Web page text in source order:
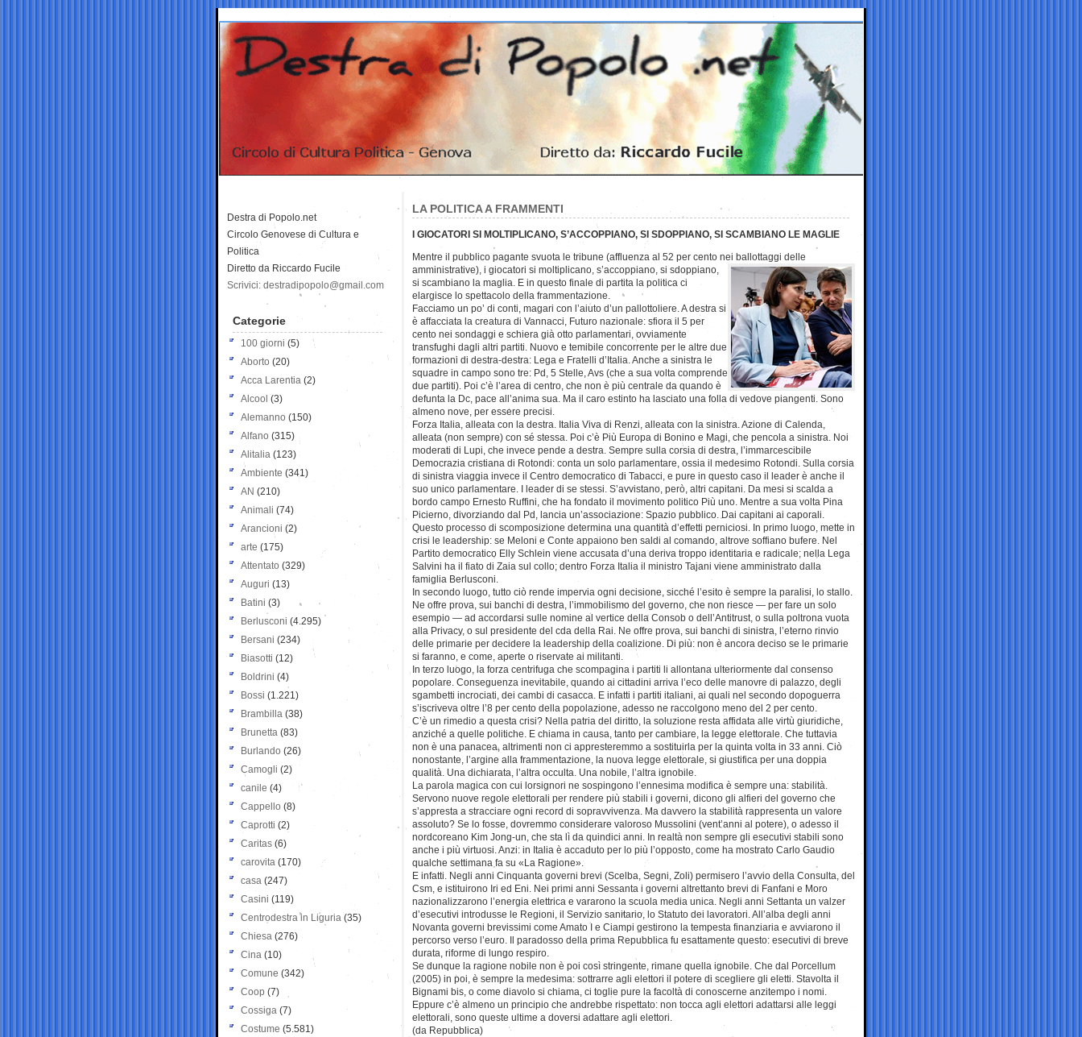
LA POLITICA A FRAMMENTI
I GIOCATORI SI MOLTIPLICANO, S’ACCOPPIANO, SI SDOPPIANO, SI SCAMBIANO LE MAGLIE
Mentre il pubblico pagante svuota le tribune (affluenza al 52 per cento nei ballottaggi delle
amministrative), i giocatori si moltiplicano, s’accoppiano, si sdoppiano,
si scambiano la maglia. E in questo finale di partita la politica ci
elargisce lo spettacolo della frammentazione.
Facciamo un po’ di conti, magari con l’aiuto d’un pallottoliere. A destra si
è affacciata la creatura di Vannacci, Futuro nazionale: sfiora il 5 per
cento nei sondaggi e schiera già otto parlamentari, ovviamente
transfughi dagli altri partiti. Nuovo e temibile concorrente per le altre due
formazioni di destra-destra: Lega e Fratelli d’Italia. Anche a sinistra le
squadre in campo sono tre: Pd, 5 Stelle, Avs (che a sua volta comprende
due partiti). Poi c’è l’area di centro, che non è più centrale da quando è
defunta la Dc, pace all’anima sua. Ma il caro estinto ha lasciato una folla di vedove piangenti. Sono
almeno nove, per essere precisi.
Forza Italia, alleata con la destra. Italia Viva di Renzi, alleata con la sinistra. Azione di Calenda,
alleata (non sempre) con sé stessa. Poi c’è Più Europa di Bonino e Magi, che pencola a sinistra. Noi
moderati di Lupi, che invece pende a destra. Sempre sulla corsia di destra, l’immarcescibile
Democrazia cristiana di Rotondi: conta un solo parlamentare, ossia il medesimo Rotondi. Sulla corsia
di sinistra viaggia invece il Centro democratico di Tabacci, e pure in questo caso il leader è anche il
suo unico parlamentare. I leader di se stessi. S’avvistano, però, altri capitani. Da mesi si scalda a
bordo campo Ernesto Ruffini, che ha fondato il movimento politico Più uno. Mentre a sua volta Pina
Picierno, divorziando dal Pd, lancia un’associazione: Spazio pubblico. Dai capitani ai caporali.
Questo processo di scomposizione determina una quantità d’effetti perniciosi. In primo luogo, mette in
crisi le leadership: se Meloni e Conte appaiono ben saldi al comando, altrove soffiano bufere. Nel
Partito democratico Elly Schlein viene accusata d’una deriva troppo identitaria e radicale; nella Lega
Salvini ha il fiato di Zaia sul collo; dentro Forza Italia il ministro Tajani viene amministrato dalla
famiglia Berlusconi.
In secondo luogo, tutto ciò rende impervia ogni decisione, sicché l’esito è sempre la paralisi, lo stallo.
Ne offre prova, sui banchi di destra, l’immobilismo del governo, che non riesce — per fare un solo
esempio — ad accordarsi sulle nomine al vertice della Consob o dell’Antitrust, o sulla poltrona vuota
alla Privacy, o sul presidente del cda della Rai. Ne offre prova, sui banchi di sinistra, l’eterno rinvio
delle primarie per decidere la leadership della coalizione. Di più: non è ancora deciso se le primarie
si faranno, e come, aperte o riservate ai militanti.
In terzo luogo, la forza centrifuga che scompagina i partiti li allontana ulteriormente dal consenso
popolare. Conseguenza inevitabile, quando ai cittadini arriva l’eco delle manovre di palazzo, degli
sgambetti incrociati, dei cambi di casacca. E infatti i partiti italiani, ai quali nel secondo dopoguerra
s’iscriveva oltre l’8 per cento della popolazione, adesso ne raccolgono meno del 2 per cento.
C’è un rimedio a questa crisi? Nella patria del diritto, la soluzione resta affidata alle virtù giuridiche,
anziché a quelle politiche. E chiama in causa, tanto per cambiare, la legge elettorale. Che tuttavia
non è una panacea, altrimenti non ci appresteremmo a sostituirla per la quinta volta in 33 anni. Ciò
nonostante, l’argine alla frammentazione, la nuova legge elettorale, si giustifica per una doppia
qualità. Una dichiarata, l’altra occulta. Una nobile, l’altra ignobile.
La parola magica con cui lorsignori ne sospingono l’ennesima modifica è sempre una: stabilità.
Servono nuove regole elettorali per rendere più stabili i governi, dicono gli alfieri del governo che
s’appresta a stracciare ogni record di sopravvivenza. Ma davvero la stabilità rappresenta un valore
assoluto? Se lo fosse, dovremmo considerare valoroso Mussolini (vent’anni al potere), o adesso il
nordcoreano Kim Jong-un, che sta lì da quindici anni. In realtà non sempre gli esecutivi stabili sono
anche i più virtuosi. Anzi: in Italia è accaduto per lo più l’opposto, come ha mostrato Carlo Gaudio
qualche settimana fa su «La Ragione».
E infatti. Negli anni Cinquanta governi brevi (Scelba, Segni, Zoli) permisero l’avvio della Consulta, del
Csm, e istituirono Iri ed Eni. Nei primi anni Sessanta i governi altrettanto brevi di Fanfani e Moro
nazionalizzarono l’energia elettrica e vararono la scuola media unica. Negli anni Settanta un valzer
d’esecutivi introdusse le Regioni, il Servizio sanitario, lo Statuto dei lavoratori. All’alba degli anni
Novanta governi brevissimi come Amato I e Ciampi gestirono la tempesta finanziaria e avviarono il
percorso verso l’euro. Il paradosso della prima Repubblica fu esattamente questo: esecutivi di breve
durata, riforme di lungo respiro.
Se dunque la ragione nobile non è poi così stringente, rimane quella ignobile. Che dal Porcellum
(2005) in poi, è sempre la medesima: sottrarre agli elettori il potere di scegliere gli eletti. Stavolta il
Bignami bis, o come diavolo si chiama, ci toglie pure la facoltà di conoscerne anzitempo i nomi.
Eppure c’è almeno un principio che andrebbe rispettato: non tocca agli elettori adattarsi alle leggi
elettorali, sono queste ultime a doversi adattare agli elettori.
(da Repubblica)
Destra di Popolo.net
Circolo Genovese di Cultura e
Politica
Diretto da Riccardo Fucile
Scrivici: destradipopolo@gmail.com
Categorie
100 giorni (5)
Aborto (20)
Acca Larentia (2)
Alcool (3)
Alemanno (150)
Alfano (315)
Alitalia (123)
Ambiente (341)
AN (210)
Animali (74)
Arancioni (2)
arte (175)
Attentato (329)
Auguri (13)
Batini (3)
Berlusconi (4.295)
Bersani (234)
Biasotti (12)
Boldrini (4)
Bossi (1.221)
Brambilla (38)
Brunetta (83)
Burlando (26)
Camogli (2)
canile (4)
Cappello (8)
Caprotti (2)
Caritas (6)
carovita (170)
casa (247)
Casini (119)
Centrodestra in Liguria (35)
Chiesa (276)
Cina (10)
Comune (342)
Coop (7)
Cossiga (7)
Costume (5.581)